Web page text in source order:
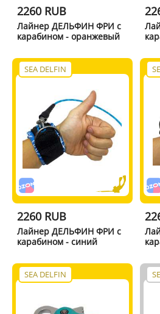
2260 RUB
Лайнер ДЕЛЬФИН ФРИ с
карабином - оранжевый
SEA DELFIN
2260 RUB
Лайнер ДЕЛЬФИН ФРИ с
карабином - синий
SEA DELFIN